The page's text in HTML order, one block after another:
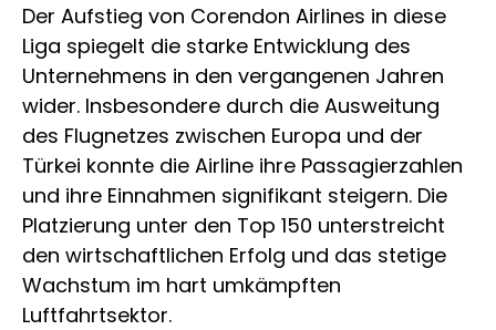
Der Aufstieg von Corendon Airlines in diese
Liga spiegelt die starke Entwicklung des
Unternehmens in den vergangenen Jahren
wider. Insbesondere durch die Ausweitung
des Flugnetzes zwischen Europa und der
Türkei konnte die Airline ihre Passagierzahlen
und ihre Einnahmen signifikant steigern. Die
Platzierung unter den Top 150 unterstreicht
den wirtschaftlichen Erfolg und das stetige
Wachstum im hart umkämpften
Luftfahrtsektor.